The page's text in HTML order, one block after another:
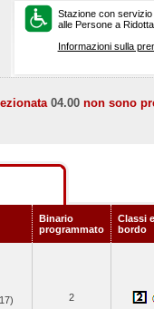
Stazione con
alle Persone a
Informazioni sulla
04.00 non sono
Binario
programmato
Classi
bordo
2